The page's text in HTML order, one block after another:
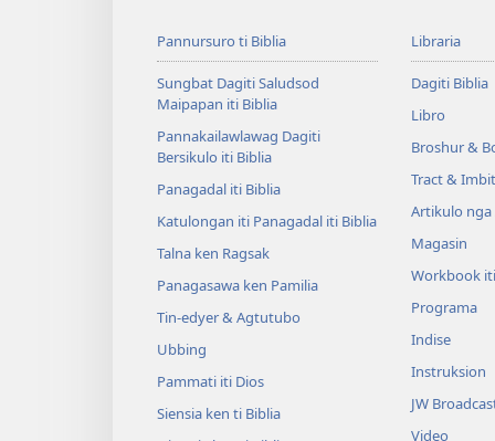
Pannursuro ti Biblia
Sungbat Dagiti Saludsod
Maipapan iti Biblia
Pannakailawlawag Dagiti
Bersikulo iti Biblia
Panagadal iti Biblia
Katulongan iti Panagadal iti Biblia
Talna ken Ragsak
Panagasawa ken Pamilia
Tin-edyer & Agtutubo
Ubbing
Pammati iti Dios
Siensia ken ti Biblia
Libraria
Dagiti Biblia
Libro
Broshur &
Tract &
Artikulo nga
Magasin
Workbook
Programa
Indise
Instruksion
JW
Video